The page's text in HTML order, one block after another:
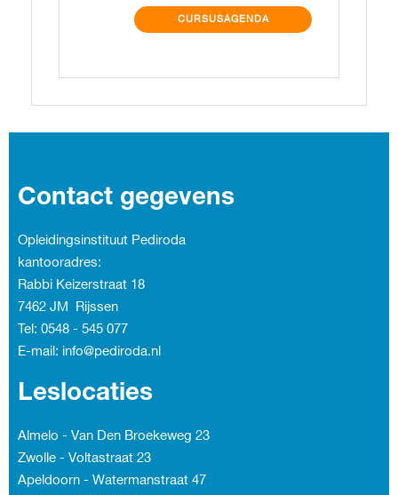
CURSUSAGENDA
Contact gegevens
Opleidingsinstituut Pediroda
kantooradres:
Rabbi Keizerstraat 18
7462 JM Rijssen
Tel: 0548 - 545 077
E-mail: info@pediroda.nl
Leslocaties
Almelo - Van Den Broekeweg 23
Zwolle - Voltastraat 23
Apeldoorn - Watermanstraat 47